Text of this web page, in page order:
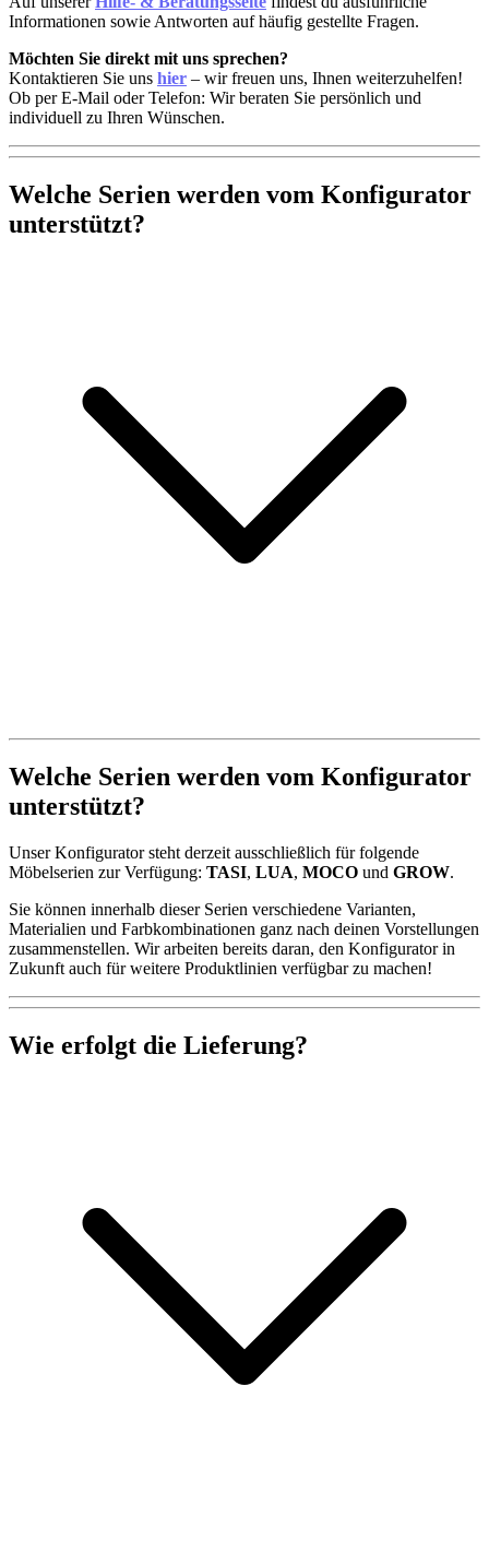
Informationen sowie Antworten auf häufig gestellte Fragen.
Möchten Sie direkt mit uns sprechen?
Kontaktieren Sie uns hier – wir freuen uns, Ihnen weiterzuhelfen!
Ob per E-Mail oder Telefon: Wir beraten Sie persönlich und
individuell zu Ihren Wünschen.
Welche Serien werden vom Konfigurator
unterstützt?
Welche Serien werden vom Konfigurator
unterstützt?
Unser Konfigurator steht derzeit ausschließlich für folgende
Möbelserien zur Verfügung: TASI, LUA, MOCO und GROW.
Sie können innerhalb dieser Serien verschiedene Varianten,
Materialien und Farbkombinationen ganz nach deinen Vorstellungen
zusammenstellen. Wir arbeiten bereits daran, den Konfigurator in
Zukunft auch für weitere Produktlinien verfügbar zu machen!
Wie erfolgt die Lieferung?